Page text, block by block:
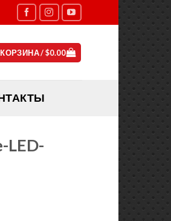
КОРЗИНА /$0.00
LED-